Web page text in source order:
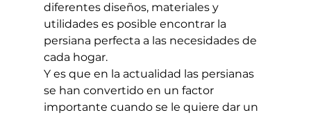
diferentes diseños, materiales y
utilidades es posible encontrar la
persiana perfecta a las necesidades de
cada hogar.
Y es que en la actualidad las persianas
se han convertido en un factor
importante cuando se le quiere dar un